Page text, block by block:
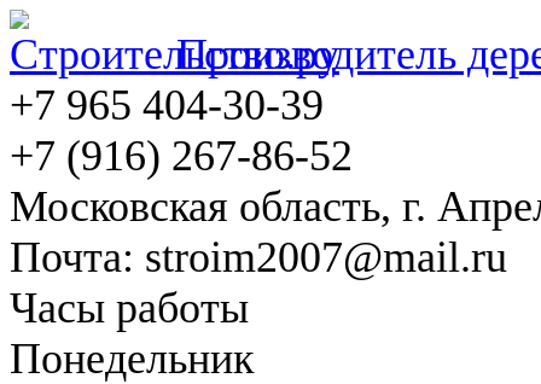
Производитель
+7 965 404-30-39
+7 (916) 267-86-52
Московская область, г.
Почта: stroim2007@mail.ru
Часы работы
Понедельник